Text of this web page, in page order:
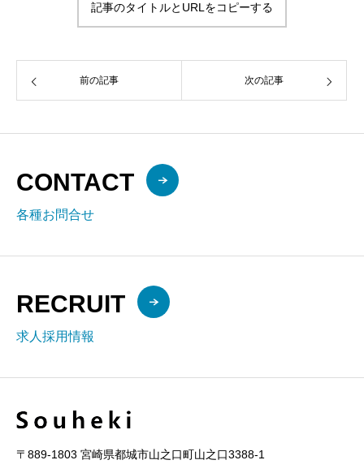
記事のタイトルとURLをコピーする
前の記事 次の記事
CONTACT
各種お問合せ
RECRUIT
求人採用情報
〒889-1803 宮崎県都城市山之口町山之口3388-1